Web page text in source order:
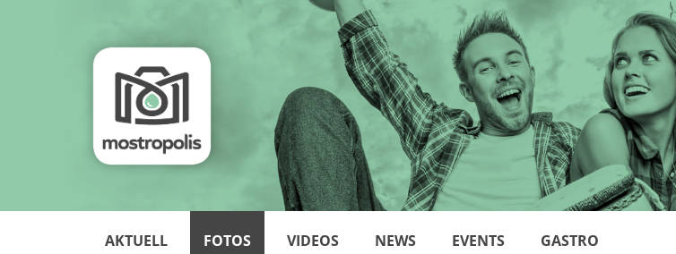
AKTUELL FOTOS VIDEOS NEWS EVENTS GASTRO